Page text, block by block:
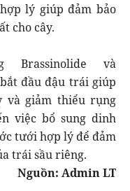
lý giúp đảm bảo
cho cây.
và
đầu đậu trái giúp
và giảm thiểu rụng
việc bổ sung dinh
tưới hợp lý để đảm
trái sầu riêng.
Nguồn: Admin LT